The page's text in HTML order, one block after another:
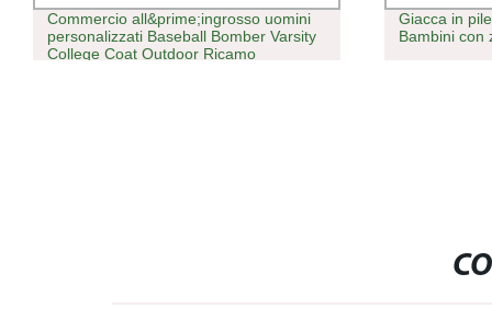
Commercio all&prime;ingrosso uomini
personalizzati Baseball Bomber Varsity
College Coat Outdoor Ricamo
Giacca in
Bambini con